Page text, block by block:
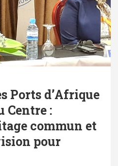
Ports d’Afrique
Centre :
commun et
pour